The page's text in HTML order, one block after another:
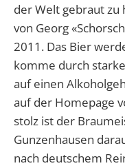
der Welt gebraut zu
von Georg
2011. Das Bier
komme durch
auf einen
auf der Homepage
stolz ist der
Gunzenhausen
nach deutschem